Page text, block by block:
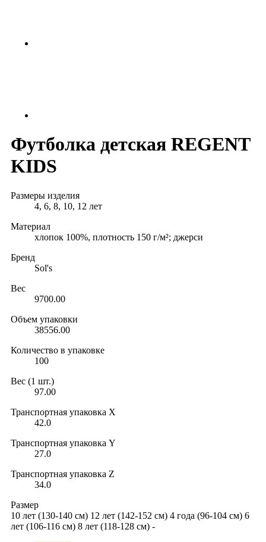
Футболка детская REGENT
KIDS
Размеры изделия
4, 6, 8, 10, 12 лет
Материал
хлопок 100%, плотность 150 г/м²; джерси
Бренд
Sol's
Вес
9700.00
Объем упаковки
38556.00
Количество в упаковке
100
Вес (1 шт.)
97.00
Транспортная упаковка X
42.0
Транспортная упаковка Y
27.0
Транспортная упаковка Z
34.0
Размер
10 лет (130-140 см) 12 лет (142-152 см) 4 года (96-104 см) 6
лет (106-116 см) 8 лет (118-128 см) -